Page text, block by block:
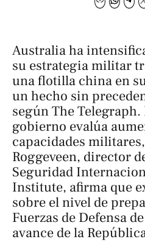
Australia ha
su estrategia militar
una flotilla china en
un hecho sin
segúnThe Telegraph.
gobierno evalúa
capacidades
Roggeveen, director
Seguridad
Institute, afirma que
sobre el nivel de
Fuerzas de Defensa
avance de la